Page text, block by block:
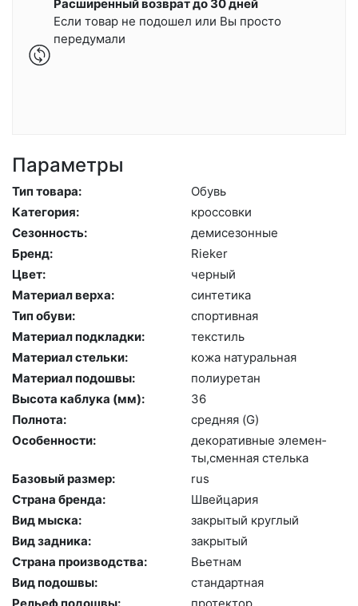
Расширенный возврат до 30 дней
Если товар не подошел или Вы просто
передумали
Параметры
Тип товара:
Обувь
Категория:
крос­совки
Сезонность:
де­мисе­зон­ные
Бренд:
Ri­eker
Цвет:
чер­ный
Материал верха:
син­те­тика
Тип обуви:
спор­тивная
Материал подкладки:
текс­тиль
Материал стельки:
ко­жа на­тураль­ная
Материал подошвы:
по­ли­уре­тан
Высота каблука (мм):
36
Полнота:
сред­няя (G)
Особенности:
де­кора­тив­ные эле­мен­
ты,смен­ная стель­ка
Базовый размер:
rus
Страна бренда:
Швей­ца­рия
Вид мыска:
зак­ры­тый круг­лый
Вид задника:
зак­ры­тый
Страна производства:
Вь­ет­нам
Вид подошвы:
стан­дарт­ная